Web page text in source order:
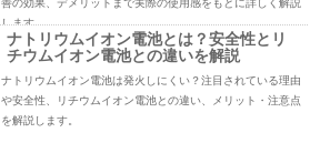
します。
ナトリウムイオン電池とは？安全性とリ
チウムイオン電池との違いを解説
ナトリウムイオン電池は発火しにくい？注目されている理由
や安全性、リチウムイオン電池との違い、メリット・注意点
を解説します。